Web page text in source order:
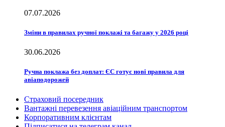
07.07.2026
Зміни в правилах ручної поклажі та багажу у 2026 році
30.06.2026
Ручна поклажа без доплат: ЄС готує нові правила для
авіаподорожей
Страховий посередник
Вантажні перевезення авіаційним транспортом
Корпоративним клієнтам